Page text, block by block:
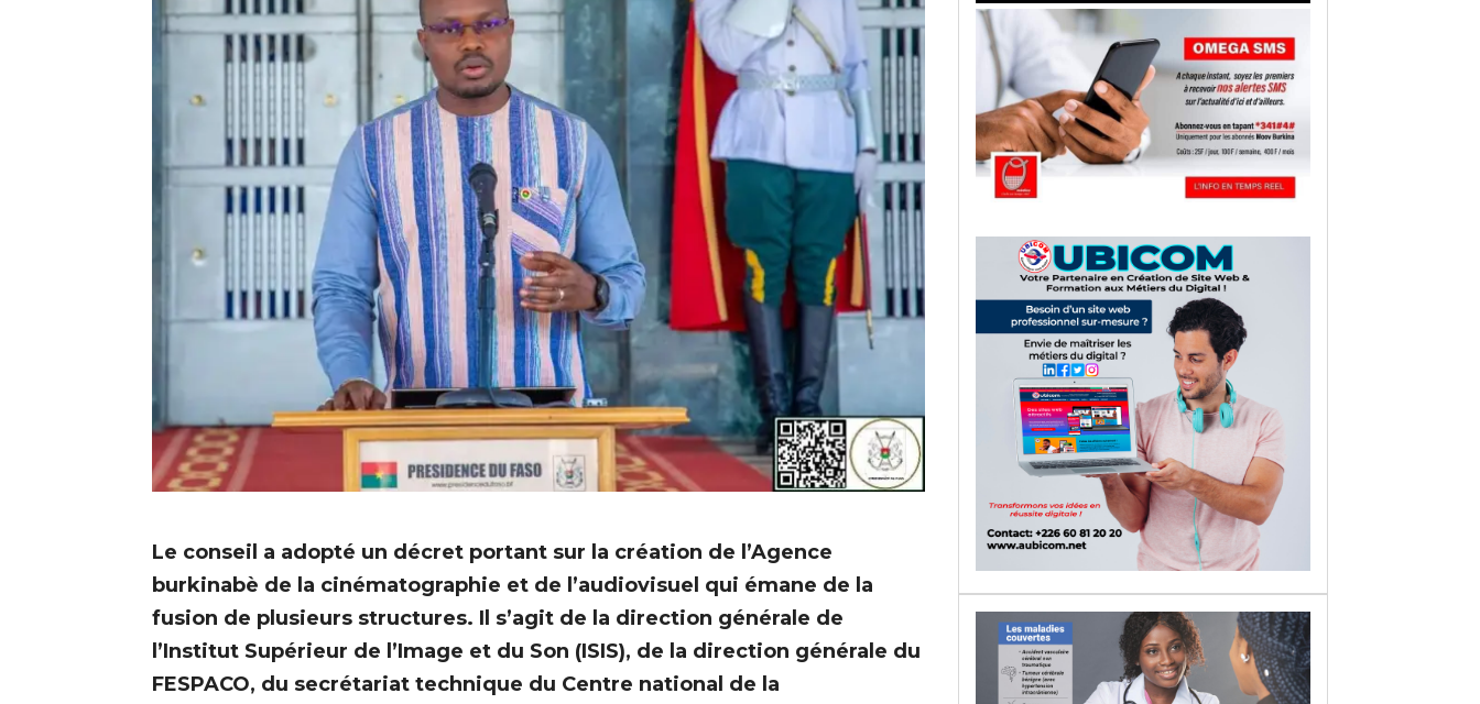
Le conseil a adopté un décret portant sur la création de l’Agence
burkinabè de la cinématographie et de l’audiovisuel qui émane de la
fusion de plusieurs structures. Il s’agit de la direction générale de
l’Institut Supérieur de l’Image et du Son (ISIS), de la direction générale du
FESPACO, du secrétariat technique du Centre national de la